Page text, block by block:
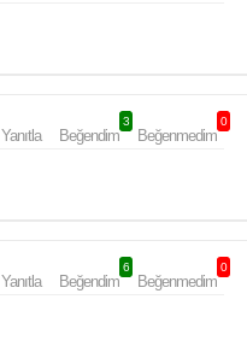
Yanıtla Beğendim
3
Beğenmedim
0
Yanıtla Beğendim
6
Beğenmedim
0